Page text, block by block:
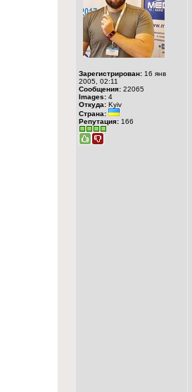
Зарегистрирован: 16 янв
2005, 02:11
Сообщения: 22065
Images: 4
Откуда: Kyiv
Страна:
Репутация: 166